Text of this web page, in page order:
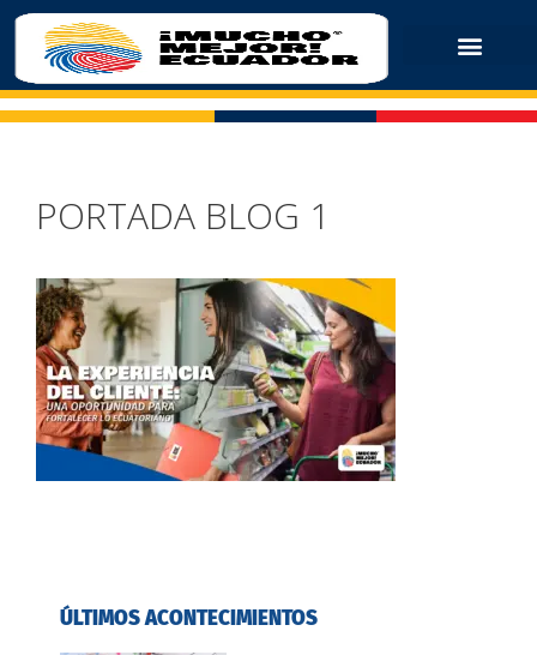
PORTADA BLOG 1
ÚLTIMOS ACONTECIMIENTOS